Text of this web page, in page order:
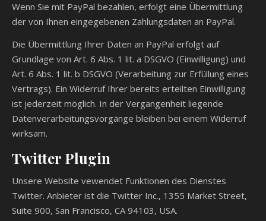
Wenn Sie mit PayPal bezahlen, erfolgt eine Übermittlung
der von Ihnen eingegebenen Zahlungsdaten an PayPal.
Die Übermittlung Ihrer Daten an PayPal erfolgt auf
Grundlage von Art. 6 Abs. 1 lit. a DSGVO (Einwilligung) und
Art. 6 Abs. 1 lit. b DSGVO (Verarbeitung zur Erfüllung eines
Vertrags). Ein Widerruf Ihrer bereits erteilten Einwilligung
ist jederzeit möglich. In der Vergangenheit liegende
Datenverarbeitungsvorgänge bleiben bei einem Widerruf
wirksam.
Twitter Plugin
Unsere Website vewendet Funktionen des Dienstes
Twitter. Anbieter ist die Twitter Inc., 1355 Market Street,
Suite 900, San Francisco, CA 94103, USA.